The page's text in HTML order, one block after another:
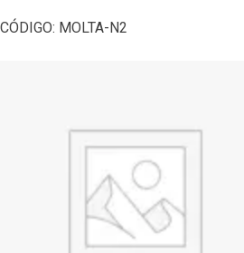
CÓDIGO: MOLTA-N2